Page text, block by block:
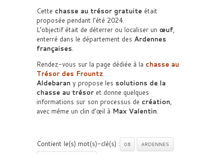
Cette chasse au trésor gratuite était
proposée pendant l’été 2024.
L’objectif était de déterrer ou localiser un œuf,
enterré dans le département des Ardennes
françaises.
Rendez-vous sur la page dédiée à la chasse au
Trésor des Frountz.
Aldebaran y propose les solutions de la
chasse au trésor et donne quelques
informations sur son processus de création,
avec même un clin d’œil à Max Valentin.
Contient le(s) mot(s)-clé(s) : 08
ARDENNES